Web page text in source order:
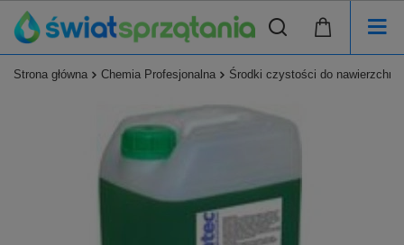
Strona główna Chemia Profesjonalna Środki czystości do nawierzchni